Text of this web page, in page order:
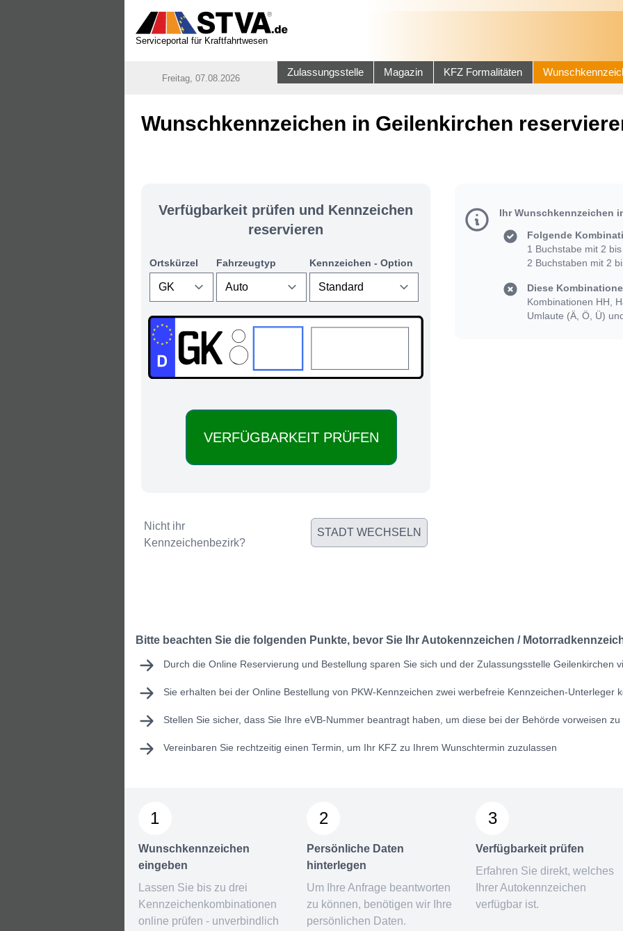
Serviceportal für Kraftfahrtwesen
Freitag, 07.08.2026
Zulassungsstelle Magazin KFZ Formalitäten
Wunschkennzeichen in Geilenkirchen
Verfügbarkeit prüfen und Kennzeichen
reservieren
Ortskürzel Fahrzeugtyp Kennzeichen - Option
GK:
Nicht ihr
Kennzeichenbezirk?
STADT WECHSELN
Ihr Wunschkennzeichen
Folgende
1 Buchstabe mit 2
2 Buchstaben mit 2
Diese
Kombinationen HH,
Umlaute (Ä, Ö, Ü)
Bitte beachten Sie die folgenden Punkte, bevor Sie Ihr Autokennzeichen /
Durch die Online Reservierung und Bestellung sparen Sie sich und der Zulassungsstelle Geilenkirchen
Sie erhalten bei der Online Bestellung von PKW-Kennzeichen zwei werbefreie Kennzeichen-Unterleger
Stellen Sie sicher, dass Sie Ihre eVB-Nummerbeantragt haben, um diese bei der Behörde vorweisen zu
Vereinbaren Sie rechtzeitig einen Termin, um Ihr KFZ zu Ihrem Wunschtermin zuzulassen
1
Wunschkennzeichen
eingeben
Lassen Sie bis zu drei
Kennzeichenkombinationen
online prüfen - unverbindlich
2
Persönliche Daten
hinterlegen
Um Ihre Anfrage beantworten
zu können, benötigen wir Ihre
persönlichen Daten.
3
Verfügbarkeit prüfen
Erfahren Sie direkt, welches
Ihrer Autokennzeichen
verfügbar ist.